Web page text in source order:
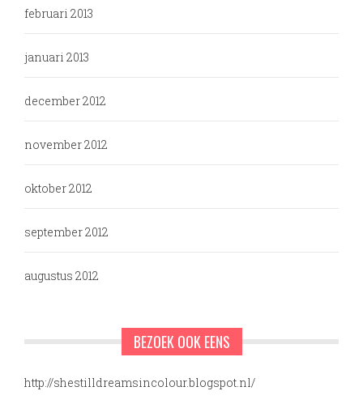
februari 2013
januari 2013
december 2012
november 2012
oktober 2012
september 2012
augustus 2012
BEZOEK OOK EENS
http://shestilldreamsincolour.blogspot.nl/